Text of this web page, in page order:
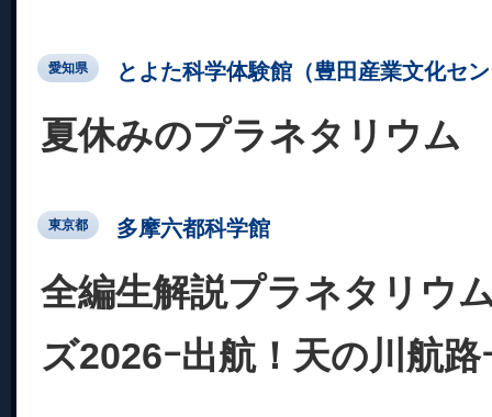
愛知県 とよた科学体験館（豊田産業文化セ
夏休みのプラネタリウム
東京都 多摩六都科学館
全編生解説プラネタリウ
ズ2026ｰ出航！天の川航路